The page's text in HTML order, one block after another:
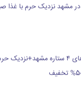
مشهد نزدیک حرم با غذا
لیست بهترین هتل های ۴ ستاره